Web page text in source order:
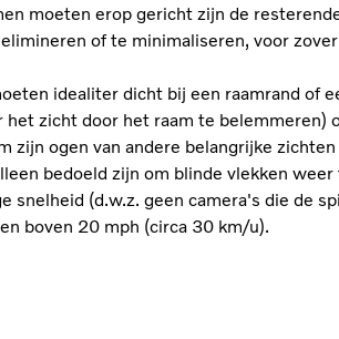
moeten erop gericht zijn de
of te minimaliseren, voor
idealiter dicht bij een raamrand of
zicht door het raam te belemmeren)
zijn ogen van andere belangrijke
bedoeld zijn om blinde vlekken
snelheid (d.w.z. geen camera's die de
boven 20 mph (circa 30 km/u).